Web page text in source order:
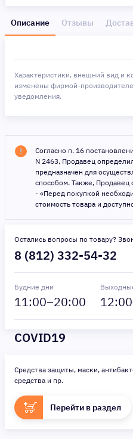
Описание Отзывы
Характеристики, внешний вид и
изменены фирмой-
уведомления.
Согласно п. 16
N 2463, Продавец
предназначен для
способом. Также, Продавец
- «Перед покупкой
стоимость товара и
Остались вопросы по товару?
8 (812) 332-54-32
Будние дни
11:00–20:00 12
COVID19
Средства защиты, маски,
средства и пр.
Перейти в раздел